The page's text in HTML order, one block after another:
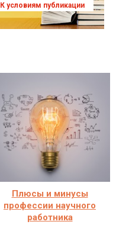
К условиям публикации
Плюсы и минусы
профессии научного
работника